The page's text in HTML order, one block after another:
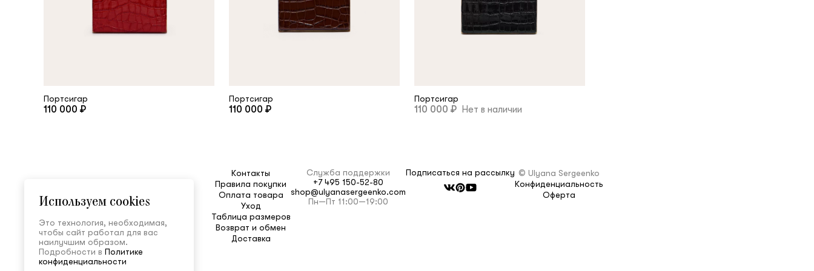
условиями
политики конфиденциальности
Портсигар
110 000 ₽
Портсигар
110 000 ₽
Портсигар
110 000 ₽ Нет в наличии
Используем cookies
Это технология, необходимая,
чтобы сайт работал для вас
наилучшим образом.
Подробности в Политике
конфиденциальности
Контакты
Правила покупки
Оплата товара
Уход
Таблица размеров
Возврат и обмен
Доставка
Служба поддержки
+7 495 150-52-80
shop@ulyanasergeenko.com
Пн—Пт 11:00—19:00
Подписаться на рассылку © Ulyana Sergeenko
Конфиденциальность
Оферта